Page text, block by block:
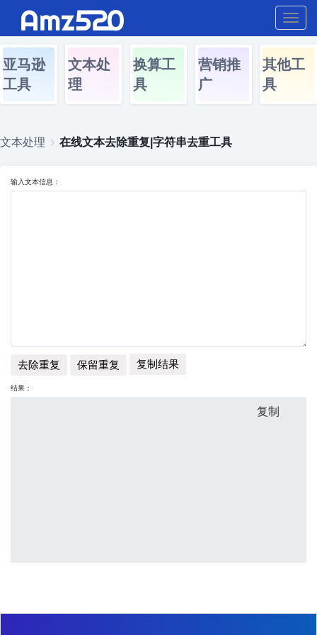
亚马逊
工具
文本处
理
换算工
具
营销推
广
其他工
具
文本处理 在线文本去除重复|字符串去重工具
输入文本信息：
去除重复 保留重复 复制结果
结果：
复制